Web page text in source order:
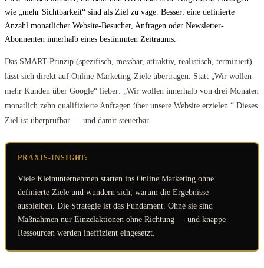
wie „mehr Sichtbarkeit“ sind als Ziel zu vage. Besser: eine definierte
Anzahl monatlicher Website-Besucher, Anfragen oder Newsletter-
Abonnenten innerhalb eines bestimmten Zeitraums.
Das SMART-Prinzip (spezifisch, messbar, attraktiv, realistisch, terminiert)
lässt sich direkt auf Online-Marketing-Ziele übertragen. Statt „Wir wollen
mehr Kunden über Google“ lieber: „Wir wollen innerhalb von drei Monaten
monatlich zehn qualifizierte Anfragen über unsere Website erzielen.“ Dieses
Ziel ist überprüfbar — und damit steuerbar.
PRAXIS-INSIGHT:
Viele Kleinunternehmen starten ins Online Marketing ohne
definierte Ziele und wundern sich, warum die Ergebnisse
ausbleiben. Die Strategie ist das Fundament. Ohne sie sind
Maßnahmen nur Einzelaktionen ohne Richtung — und knappe
Ressourcen werden ineffizient eingesetzt.